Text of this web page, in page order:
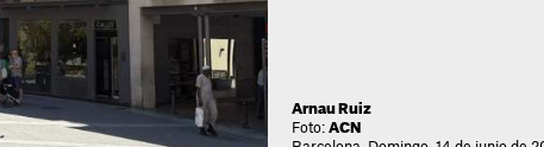
Arnau Ruiz
Foto: ACN